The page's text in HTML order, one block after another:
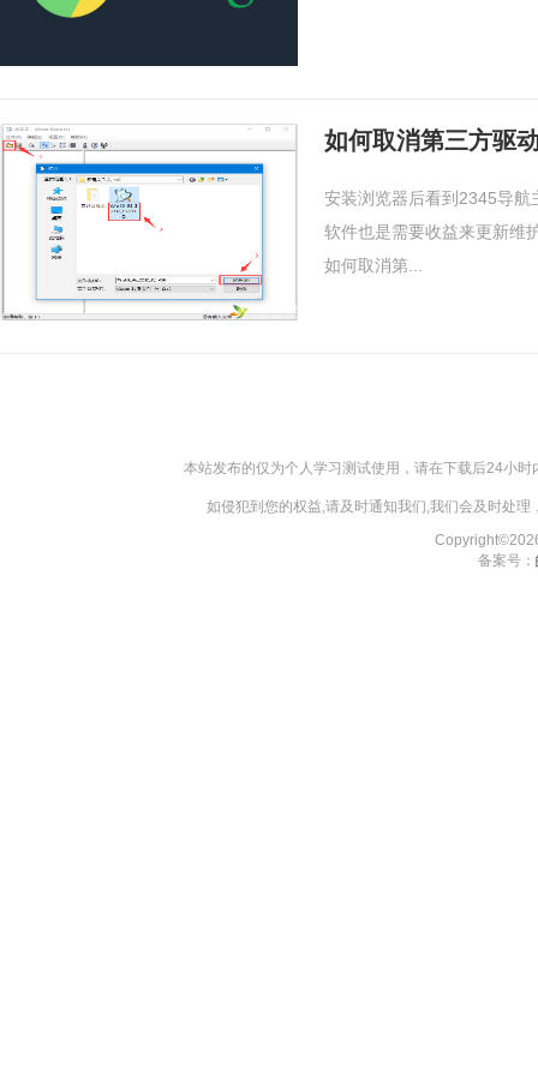
如何取消第三方驱
安装浏览器后看到2345导航
软件也是需要收益来更新维
如何取消第...
本站发布的仅为个人学习测试使用，请在下载后24小
如侵犯到您的权益,请及时通知我们,我们会及时处
备案号：